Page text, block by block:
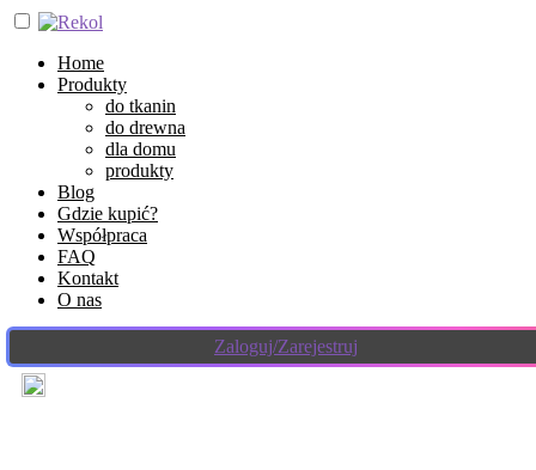
Home
Produkty
do tkanin
do drewna
dla domu
produkty
Blog
Gdzie kupić?
Współpraca
FAQ
Kontakt
O nas
Zaloguj/Zarejestruj